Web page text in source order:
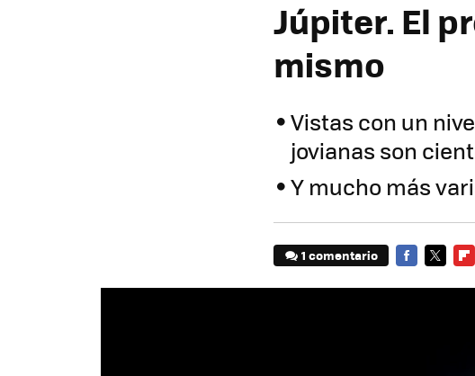
Júpiter. El
mismo
Vistas con un
jovianas son
Y mucho más
1 comentario